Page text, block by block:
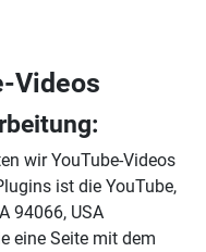
Videos
wir YouTube-Videos
ist die YouTube,
94066, USA
eine Seite mit dem